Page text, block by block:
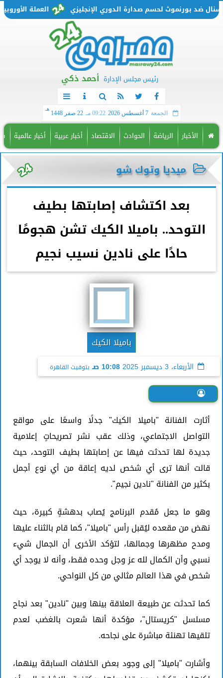
العملة الأوروبية تتحرك من بورنموث لحسم صدارة الدوري الإنجليزي
رئيس مجلس الإدارة أحمد ذكي
الجمعة 7 أغسطس 2026 09:22 مـ 22 صفر 1448
هـ
الأخبار الرياضة الحوادث الاقتصاد أخبار عربية أخبار عالمية
ميديا وتوك شو
بعد اكتشاف إصابتها بطيف
التوحد.. باميلا الكيك تشن هجومًا
حادًا على نادين نسيب نجيم
باميلا الكيك
الأربعاء، 3 ديسمبر 2025 10:08 صـ بتوقيت القاهرة
أثارت الفنانة "باميلا الكيك" جدلًا واسعًا على مواقع
التواصل الاجتماعي، وذلك عقب نشر تصريحاتٍ إعلامية
جديدة لها تحدثت فيها عن إصابتها بطيف التوحد، حيث
قالت أنها ترى أي شخص لديه إعاقة من أي نوع أجمل
بكثير من الفنانة "نادين نجيم".
وهو ما جعل مُقدم البرنامج يُصاب بدهشةٍ كبيرة، حيث
نهض من مقعده ليُقبل رأس "باميلا"، كما قام بالثناء عليها
ومدح مظهرها وجمالها، لتؤكد الأخرى أن الجمال شيء
نسبي وأن الكمال لله عز وجل وحده فقط، وأنه لا يوجد أي
شخص في هذا العالم مثالي من كل النواحي.
كما تحدثت عن طبيعة العلاقة بينها وبين "نادين" بعد نجاح
مسلسل "كريستال"، مؤكدة أنها شعرت بالغضب لعدم
تلقيها تهنئة مباشرة على نجاحه.
وأشارت "باميلا" إلى وجود بعض الخلافات السابقة بينهما،